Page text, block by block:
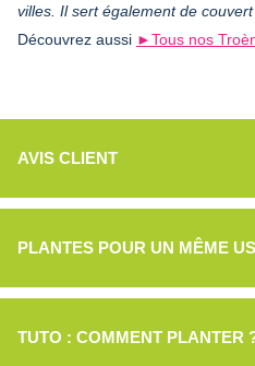
villes. Il sert également de
Découvrez aussi ►Tous nos
AVIS CLIENT
PLANTES POUR UN MÊME
TUTO : COMMENT PLANTER